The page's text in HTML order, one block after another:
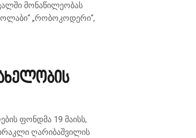
მონაწილეობას
„რობოკოდერი“,
ფონდმა 19 მაისს,
ღარიბაშვილის